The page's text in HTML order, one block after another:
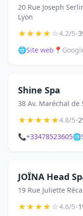
20 Rue Joseph
Lyon
★★★★☆4.2/5•
🌐Site web 📍
Shine Spa
38 Av. Maréchal de
★★★★★4.8/5•
📞+33478523605🌐
JOÏNA Head
19 Rue Juliette
★★★★☆4.6/5•